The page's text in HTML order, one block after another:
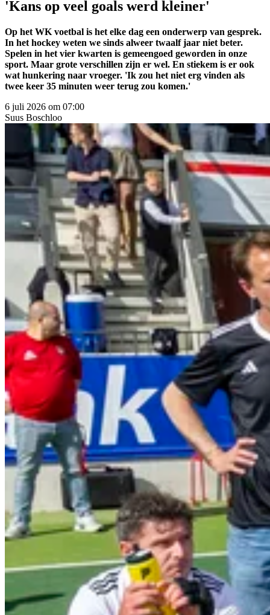
'Kans op veel goals werd kleiner'
Op het WK voetbal is het elke dag een onderwerp van gesprek.
In het hockey weten we sinds alweer twaalf jaar niet beter.
Spelen in het vier kwarten is gemeengoed geworden in onze
sport. Maar grote verschillen zijn er wel. En stiekem is er ook
wat hunkering naar vroeger. 'Ik zou het niet erg vinden als
twee keer 35 minuten weer terug zou komen.'
6 juli 2026 om 07:00
Suus Boschloo